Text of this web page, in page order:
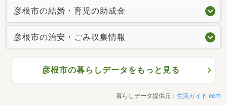
彦根市の結婚・育児の助成金
彦根市の治安・ごみ収集情報
彦根市の暮らしデータをもっと見る
暮らしデータ提供元： 生活ガイド.com